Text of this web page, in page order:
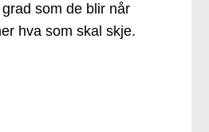
som de blir når
hva som skal skje.